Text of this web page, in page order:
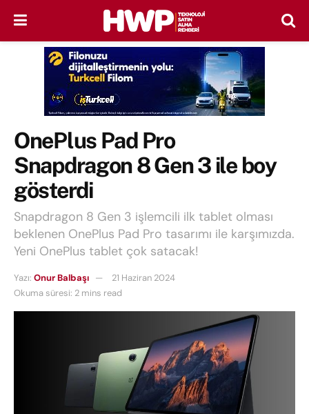
OnePlus Pad Pro
Snapdragon 8 Gen 3 ile boy
gösterdi
Snapdragon 8 Gen 3 işlemcili ilk tablet olması
beklenen OnePlus Pad Pro tasarımı ile karşımızda.
Yeni OnePlus tablet çok satacak!
Yazı: Onur Balbaşı
21 Haziran 2024
Okuma süresi: 2 mins read